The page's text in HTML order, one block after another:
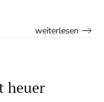
weiterlesen
heuer